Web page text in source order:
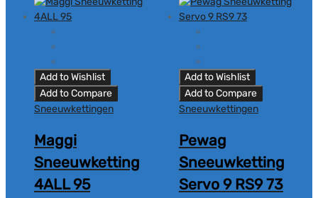
Add to Wishlist
Add to Compare
Sneeuwkettingen
Maggi
Sneeuwketting
4ALL 95
Add to Wishlist
Add to Compare
Sneeuwkettingen
Pewag
Sneeuwketting
Servo 9 RS9 73